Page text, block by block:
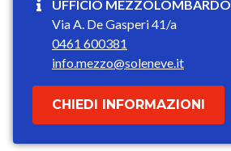
UFFICIO MEZZOLOMBARDO
Via A. De Gasperi 41/a
0461 600381
info.mezzo@soleneve.it
CHIEDI INFORMAZIONI